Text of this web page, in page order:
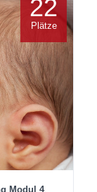
Modul 4
22
Plätze